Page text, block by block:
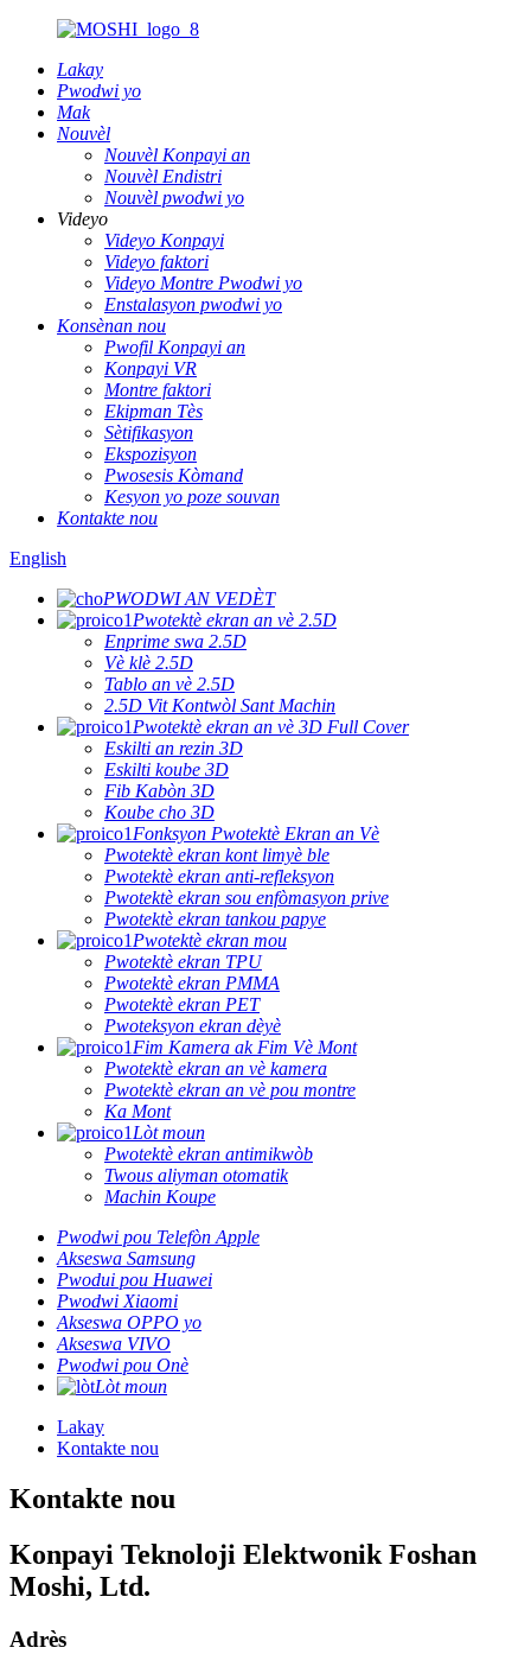
Lakay
Pwodwi yo
Mak
Nouvèl
Nouvèl Konpayi an
Nouvèl Endistri
Nouvèl pwodwi yo
Videyo
Videyo Konpayi
Videyo faktori
Videyo Montre Pwodwi yo
Enstalasyon pwodwi yo
Konsènan nou
Pwofil Konpayi an
Konpayi VR
Montre faktori
Ekipman Tès
Sètifikasyon
Ekspozisyon
Pwosesis Kòmand
Kesyon yo poze souvan
Kontakte nou
English
PWODWI AN VEDÈT
Pwotektè ekran an vè 2.5D
Enprime swa 2.5D
Vè klè 2.5D
Tablo an vè 2.5D
2.5D Vit Kontwòl Sant Machin
Pwotektè ekran an vè 3D Full Cover
Eskilti an rezin 3D
Eskilti koube 3D
Fib Kabòn 3D
Koube cho 3D
Fonksyon Pwotektè Ekran an Vè
Pwotektè ekran kont limyè ble
Pwotektè ekran anti-refleksyon
Pwotektè ekran sou enfòmasyon prive
Pwotektè ekran tankou papye
Pwotektè ekran mou
Pwotektè ekran TPU
Pwotektè ekran PMMA
Pwotektè ekran PET
Pwoteksyon ekran dèyè
Fim Kamera ak Fim Vè Mont
Pwotektè ekran an vè kamera
Pwotektè ekran an vè pou montre
Ka Mont
Lòt moun
Pwotektè ekran antimikwòb
Twous aliyman otomatik
Machin Koupe
Pwodwi pou Telefòn Apple
Akseswa Samsung
Pwodui pou Huawei
Pwodwi Xiaomi
Akseswa OPPO yo
Akseswa VIVO
Pwodwi pou Onè
Lòt moun
Lakay
Kontakte nou
Kontakte nou
Konpayi Teknoloji Elektwonik Foshan
Moshi, Ltd.
Adrès